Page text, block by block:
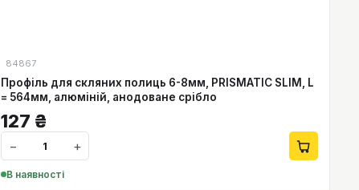
84867
Профіль для скляних полиць 6-8мм, PRISMATIC SLIM, L
= 564мм, алюміній, анодоване срібло
127 ₴
− +
В наявності